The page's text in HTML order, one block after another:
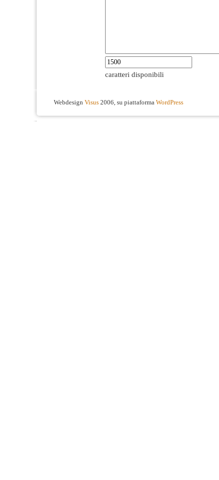
caratteri disponibili
Webdesign Visus 2006, su piattaforma WordPress